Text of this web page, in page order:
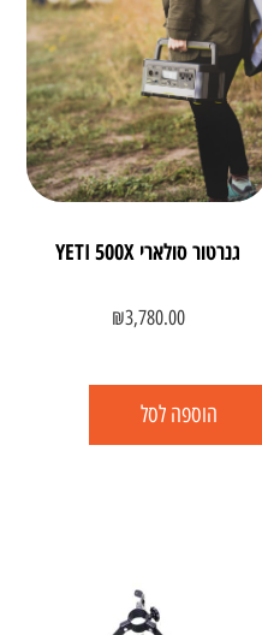
גנרטור סולארי YETI 500X
₪3,780.00
הוספה לסל